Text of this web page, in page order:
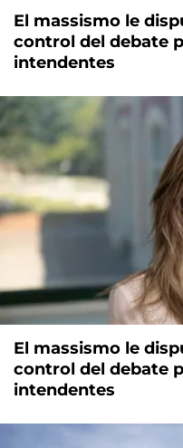
El massismo le
control del debate
intendentes
El massismo le
control del debate
intendentes